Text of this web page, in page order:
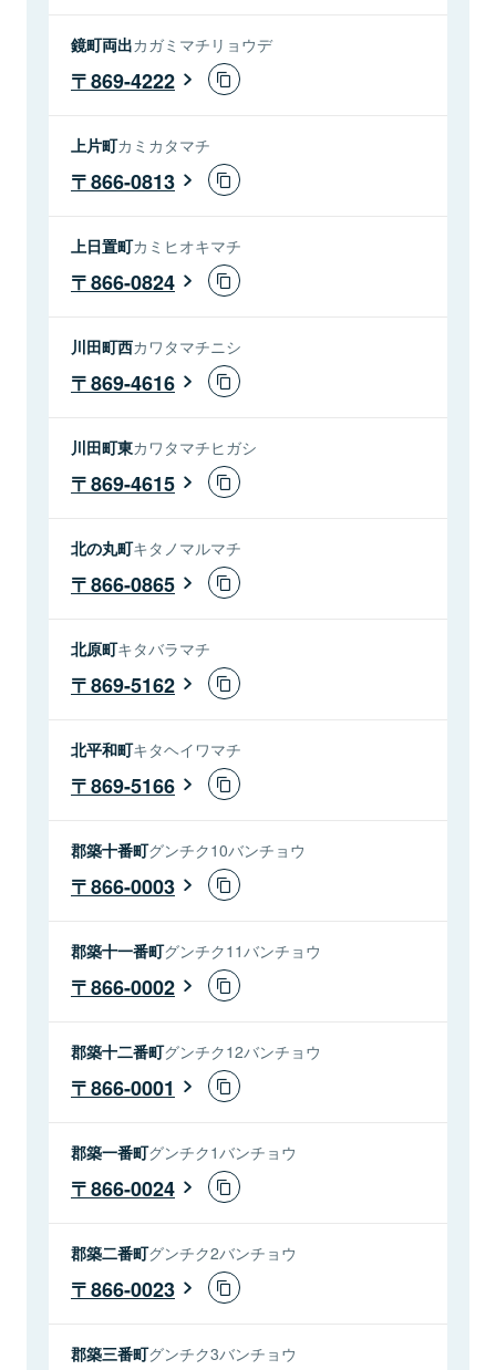
鏡町両出カガミマチリョウデ
869-4222
上片町カミカタマチ
866-0813
上日置町カミヒオキマチ
866-0824
川田町西カワタマチニシ
869-4616
川田町東カワタマチヒガシ
869-4615
北の丸町キタノマルマチ
866-0865
北原町キタバラマチ
869-5162
北平和町キタヘイワマチ
869-5166
郡築十番町グンチク10バンチョウ
866-0003
郡築十一番町グンチク11バンチョウ
866-0002
郡築十二番町グンチク12バンチョウ
866-0001
郡築一番町グンチク1バンチョウ
866-0024
郡築二番町グンチク2バンチョウ
866-0023
郡築三番町グンチク3バンチョウ